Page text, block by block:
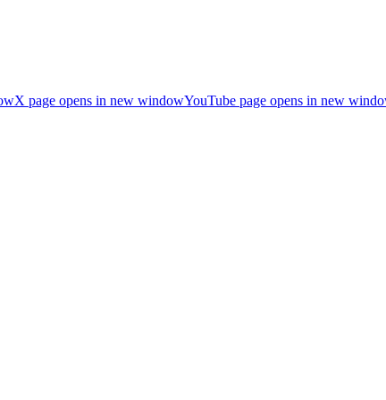
X page opens in new windowYouTube page opens in new